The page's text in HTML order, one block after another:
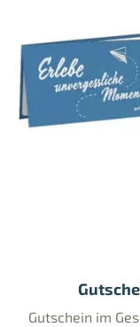
Gutschein im